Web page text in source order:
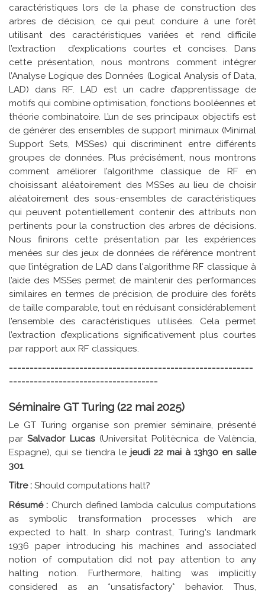
caractéristiques lors de la phase de construction des
arbres de décision, ce qui peut conduire à une forêt
utilisant des caractéristiques variées et rend difficile
l’extraction d’explications courtes et concises. Dans
cette présentation, nous montrons comment intégrer
l’Analyse Logique des Données (Logical Analysis of Data,
LAD) dans RF. LAD est un cadre d’apprentissage de
motifs qui combine optimisation, fonctions booléennes et
théorie combinatoire. L’un de ses principaux objectifs est
de générer des ensembles de support minimaux (Minimal
Support Sets, MSSes) qui discriminent entre différents
groupes de données. Plus précisément, nous montrons
comment améliorer l’algorithme classique de RF en
choisissant aléatoirement des MSSes au lieu de choisir
aléatoirement des sous-ensembles de caractéristiques
qui peuvent potentiellement contenir des attributs non
pertinents pour la construction des arbres de décisions.
Nous finirons cette présentation par les expériences
menées sur des jeux de données de référence montrent
que l’intégration de LAD dans l'algorithme RF classique à
l’aide des MSSes permet de maintenir des performances
similaires en termes de précision, de produire des forêts
de taille comparable, tout en réduisant considérablement
l’ensemble des caractéristiques utilisées. Cela permet
l’extraction d’explications significativement plus courtes
par rapport aux RF classiques.
-----------------------------------------------------------
------------------------------------
Séminaire GT Turing (22 mai 2025)
Le GT Turing organise son premier séminaire, présenté
parSalvador Lucas(Universitat Politècnica de València,
Espagne), qui se tiendra le jeudi 22 mai à 13h30 en salle
301.
Titre : Should computations halt?
Résumé : Church defined lambda calculus computations
as symbolic transformation processes which are
expected to halt. In sharp contrast, Turing's landmark
1936 paper introducing his machines and associated
notion of computation did not pay attention to any
halting notion. Furthermore, halting was implicitly
considered as an *unsatisfactory* behavior. Thus,